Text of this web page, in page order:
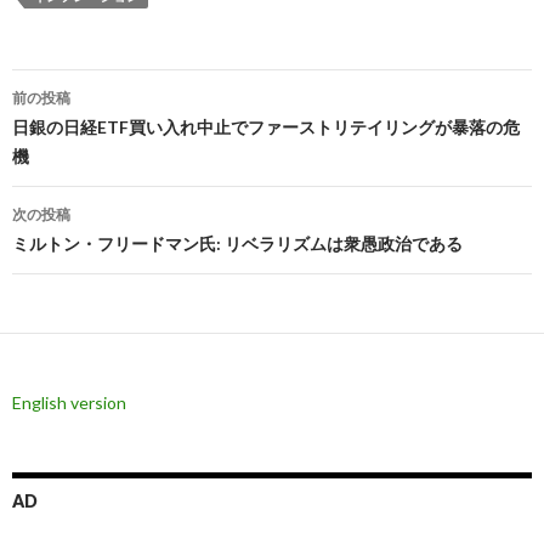
投
稿
ナ
ビ
ゲ
シ
前の投稿
日銀の日経ETF買い入れ中止でファーストリテイリングが暴落の危
機
次の投稿
ミルトン・フリードマン氏: リベラリズムは衆愚政治である
English version
AD